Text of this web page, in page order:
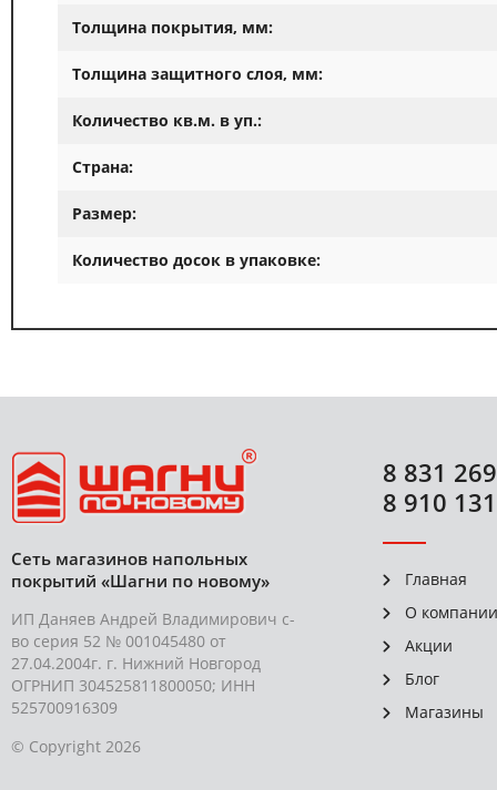
Толщина покрытия, мм:
Толщина защитного слоя, мм:
Количество кв.м. в уп.:
Страна:
Размер:
Количество досок в упаковке:
Сеть магазинов напольных
покрытий «Шагни по новому»
ИП Даняев Андрей Владимирович с-
во серия 52 № 001045480 от
27.04.2004г. г. Нижний Новгород
ОГРНИП 304525811800050; ИНН
525700916309
© Copyright 2026
8 831
8 910
Главная
О компании
Акции
Блог
Магазины